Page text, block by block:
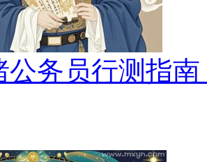
公务员行测指